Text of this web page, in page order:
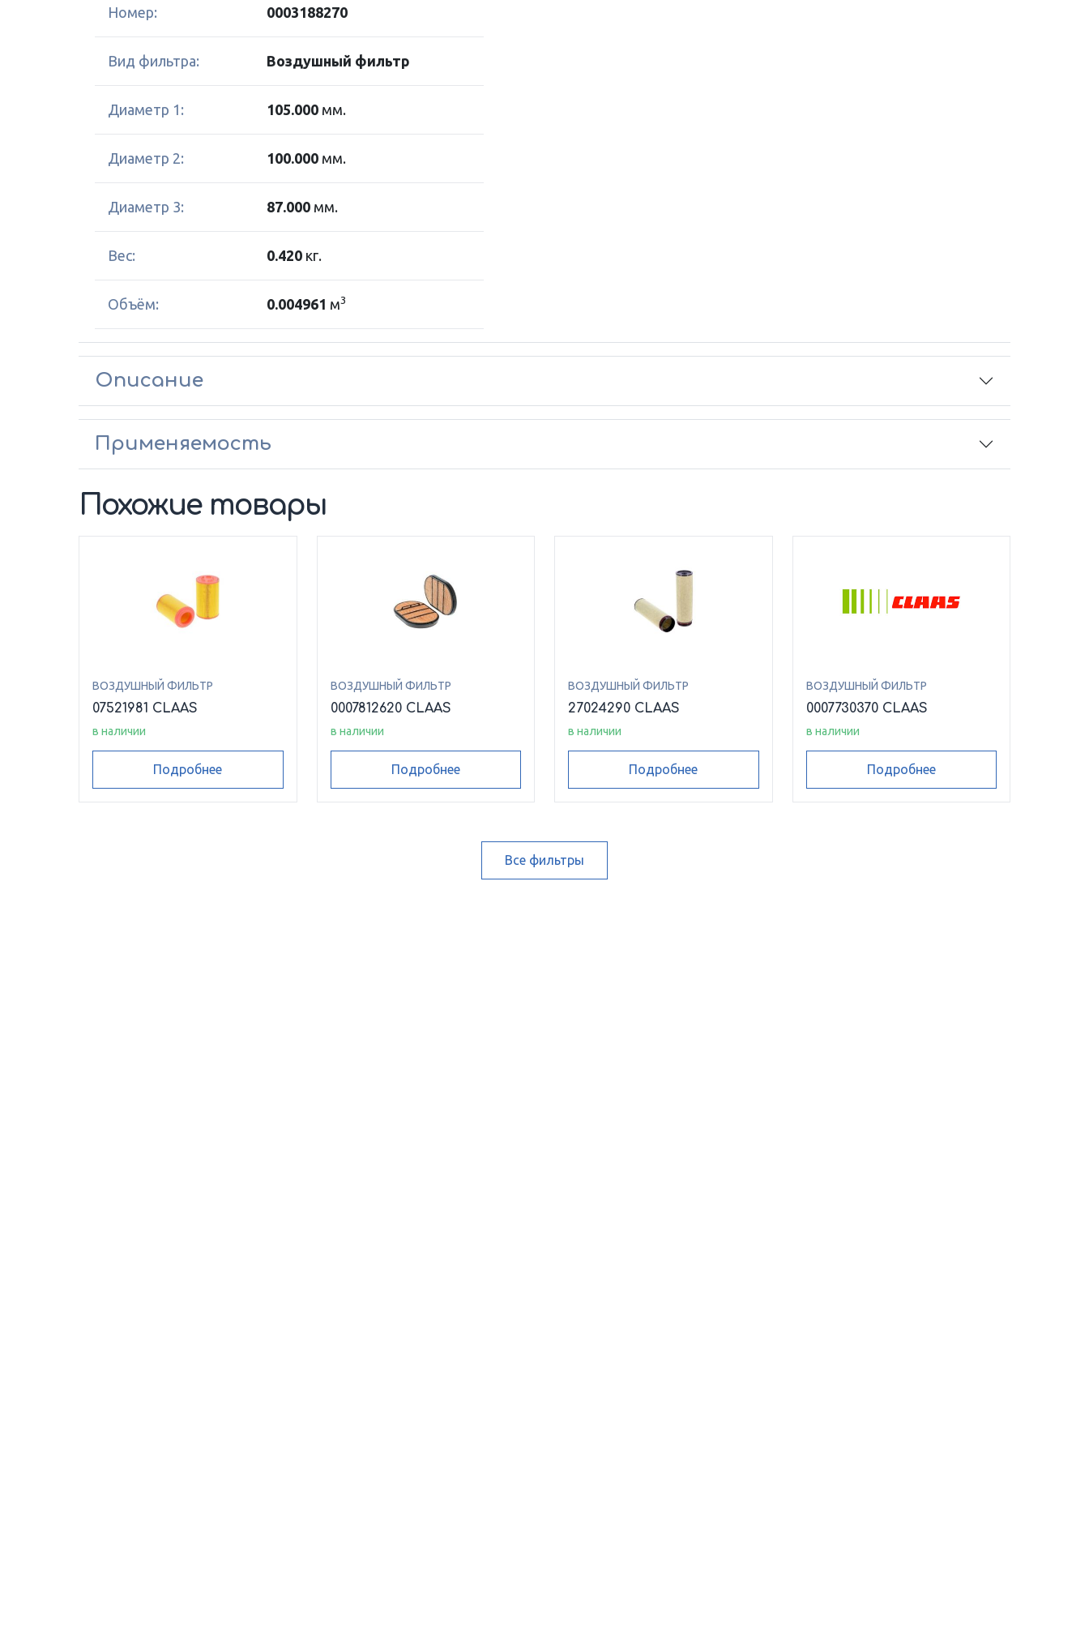
Номер: 0003188270
Вид фильтра: Воздушный фильтр
Диаметр 1: 105.000 мм.
Диаметр 2: 100.000 мм.
Диаметр 3: 87.000 мм.
Вес: 0.420 кг.
Объём: 0.004961 м3
Описание
Применяемость
Похожие товары
ВОЗДУШНЫЙ ФИЛЬТР
07521981 CLAAS
в наличии
Подробнее
ВОЗДУШНЫЙ ФИЛЬТР
0007812620 CLAAS
в наличии
Подробнее
ВОЗДУШНЫЙ ФИЛЬТР
27024290 CLAAS
в наличии
Подробнее
ВОЗДУШНЫЙ ФИЛЬТР
0007730370 CLAAS
в наличии
Подробнее
Все фильтры